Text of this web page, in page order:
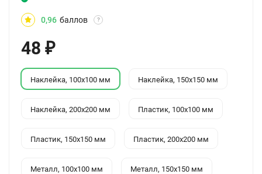
0,96 баллов ?
48 ₽
Наклейка, 100x100 мм Наклейка, 150x150 мм
Наклейка, 200x200 мм Пластик, 100x100 мм
Пластик, 150x150 мм Пластик, 200x200 мм
Металл, 100x100 мм Металл, 150x150 мм